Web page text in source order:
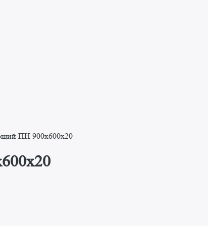
ПН 900x600x20